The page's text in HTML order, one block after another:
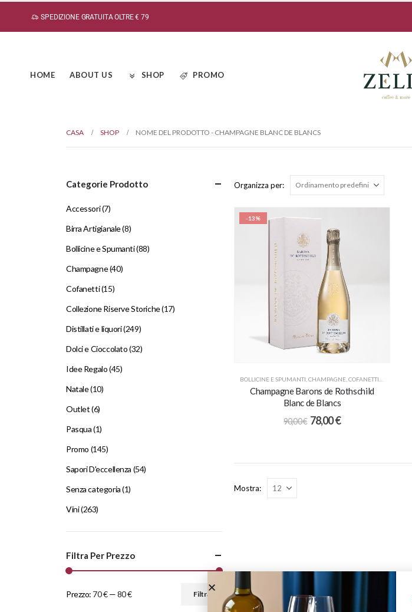
SPEDIZIONE GRATUITA OLTRE € 79
HOME ABOUT US SHOP PROMO
CASA SHOP NOME DEL PRODOTTO - CHAMPAGNE BLANC DE BLANCS
Organizza per:
-13%
BOLLICINE E SPUMANTI CHAMPAGNE COFANETTI
Champagne Barons de Rothschild
Blanc de Blancs
90,00€ 78,00€
Mostra:
Categorie Prodotto
Accessori(7)
Birra Artigianale(8)
Bollicine e Spumanti(88)
Champagne(40)
Cofanetti(15)
Collezione Riserve Storiche(17)
Distillati e liquori(249)
Dolci e Cioccolato(32)
Idee Regalo(45)
Natale(10)
Outlet(6)
Pasqua(1)
Promo (145)
Sapori D'eccellenza (54)
Senza categoria(1)
Vini(263)
Filtra Per Prezzo
Filtra
Prezzo: 70 €—80 €